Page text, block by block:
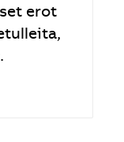
erot